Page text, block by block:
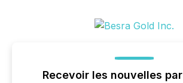
Recevoir les nouvelles